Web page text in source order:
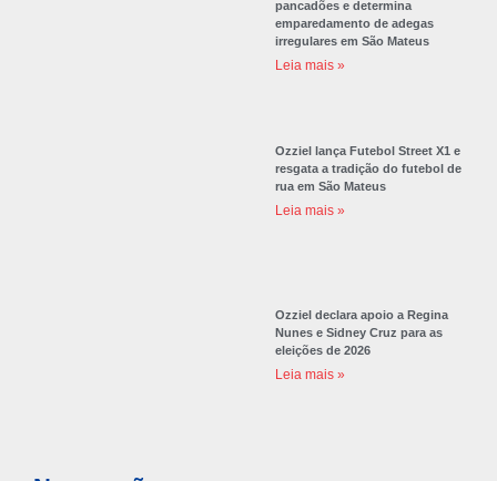
pancadões e determina
emparedamento de adegas
irregulares em São Mateus
Leia mais »
Ozziel lança Futebol Street X1 e
resgata a tradição do futebol de
rua em São Mateus
Leia mais »
Ozziel declara apoio a Regina
Nunes e Sidney Cruz para as
eleições de 2026
Leia mais »